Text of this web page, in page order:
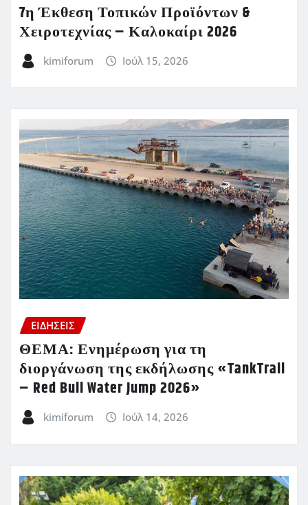
7η Έκθεση Τοπικών Προϊόντων &
Χειροτεχνίας – Καλοκαίρι 2026
kimiforum Ιούλ 15, 2026
ΕΙΔΗΣΕΙΣ
ΘΕΜΑ: Ενημέρωση για τη
διοργάνωση της εκδήλωσης «TankTrail
– Red Bull Water Jump 2026»
kimiforum Ιούλ 14, 2026